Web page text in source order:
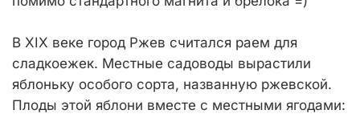
В XIX веке город Ржев считался раем для
сладкоежек. Местные садоводы вырастили
яблоньку особого сорта, названную ржевской.
Плоды этой яблони вместе с местными ягодами: